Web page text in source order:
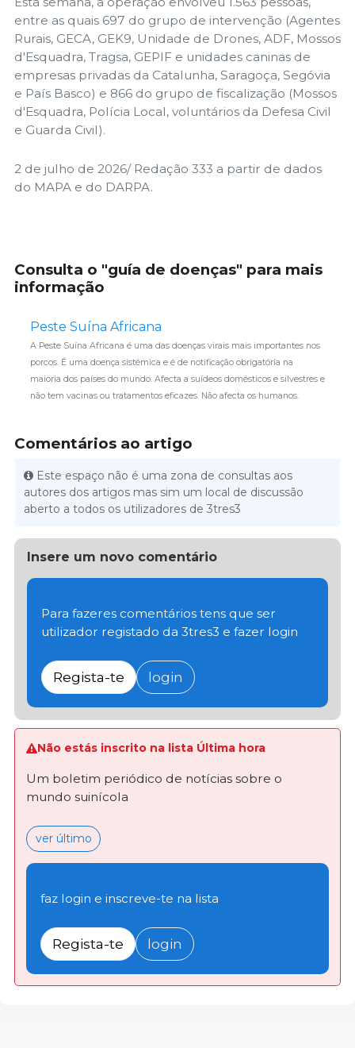
entre as quais 697 do grupo de intervenção (Agentes
Rurais, GECA, GEK9, Unidade de Drones, ADF, Mossos
d'Esquadra, Tragsa, GEPIF e unidades caninas de
empresas privadas da Catalunha, Saragoça, Segóvia
e País Basco) e 866 do grupo de fiscalização (Mossos
d'Esquadra, Polícia Local, voluntários da Defesa Civil
e Guarda Civil).
2 de julho de 2026/ Redação 333 a partir de dados
do MAPA e do DARPA.
Consulta o "guía de doenças" para mais
informação
Peste Suína Africana
A Peste Suína Africana é uma das doenças virais mais importantes nos
porcos. É uma doença sistémica e é de notificação obrigatória na
maioria dos países do mundo. Afecta a suídeos domésticos e silvestres e
não tem vacinas ou tratamentos eficazes. Não afecta os humanos.
Comentários ao artigo
Este espaço não é uma zona de consultas aos
autores dos artigos mas sim um local de discussão
aberto a todos os utilizadores de 3tres3
Insere um novo comentário
Para fazeres comentários tens que ser
utilizador registado da 3tres3 e fazer login
Regista-te login
Não estás inscrito na lista Última hora
Um boletim periódico de notícias sobre o
mundo suinícola
ver último
faz login e inscreve-te na lista
Regista-te login